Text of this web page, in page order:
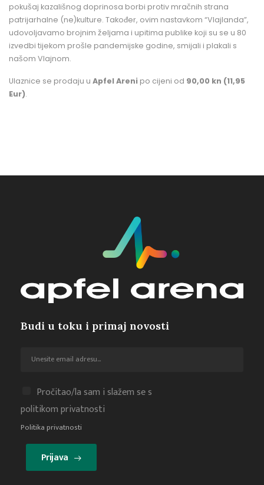
pokušaj kazališnog doprinosa borbi protiv mračnih strana
patrijarhalne (ne)kulture. Također, ovim nastavkom “Vlajlanda”,
udovoljavamo brojnim željama i upitima publike koji su se u 80
izvedbi tijekom prošle pandemijske godine, smijali i plakali s
našom Vlajnom.
Ulaznice se prodaju u Apfel Areni po cijeni od 90,00 kn (11,95
Eur).
Budi u toku i primaj novosti
Pročitao/la sam i slažem se s
politikom privatnosti
Politika privatnosti
Prijava